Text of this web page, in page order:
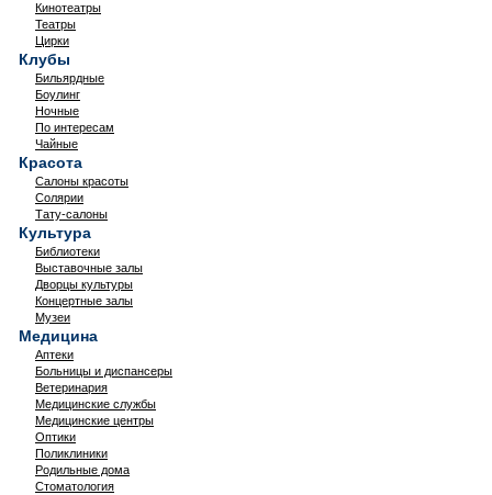
Кинотеатры
Театры
Цирки
Клубы
Бильярдные
Боулинг
Ночные
По интересам
Чайные
Красота
Салоны красоты
Солярии
Тату-салоны
Культура
Библиотеки
Выставочные залы
Дворцы культуры
Концертные залы
Музеи
Медицина
Аптеки
Больницы и диспансеры
Ветеринария
Медицинские службы
Медицинские центры
Оптики
Поликлиники
Родильные дома
Стоматология